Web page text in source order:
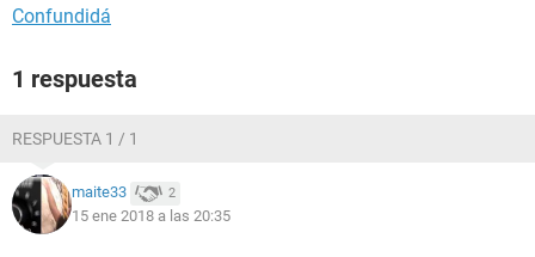
Confundidá
1 respuesta
RESPUESTA 1 / 1
maite33 2
15 ene 2018 a las 20:35